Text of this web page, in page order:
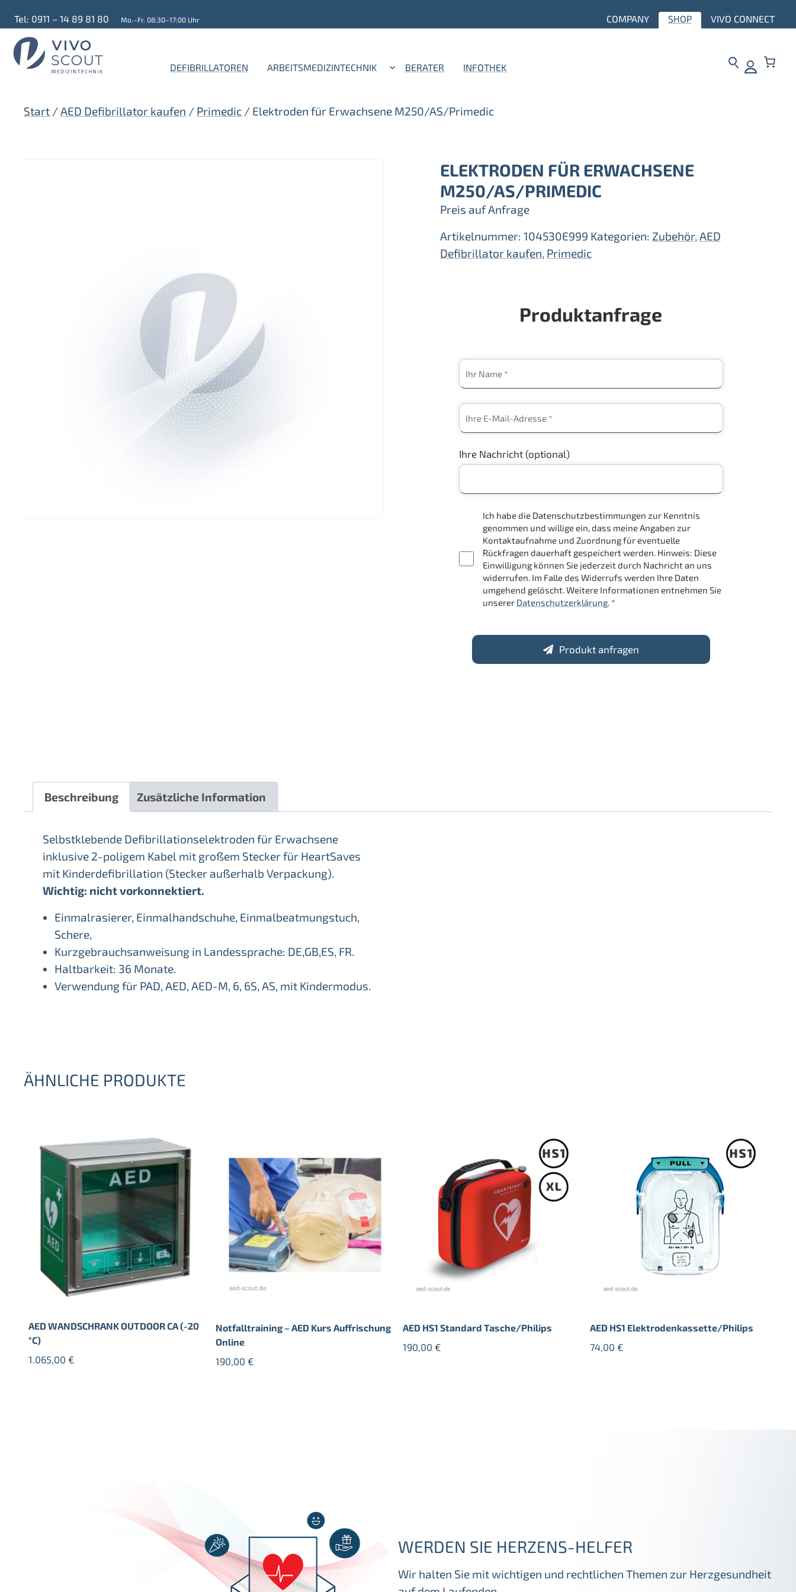
Inhalt
springen
Tel: 0911 – 14 89 81 80 Mo.–Fr. 08:30–17:00 Uhr COMPANY SHOP VIVO CONNECT
DEFIBRILLATOREN ARBEITSMEDIZINTECHNIK BERATER INFOTHEK
Start /AED Defibrillator kaufen / Primedic / Elektroden für Erwachsene M250/AS/Primedic
ELEKTRODEN FÜR ERWACHSENE
M250/AS/PRIMEDIC
Preis auf Anfrage
Artikelnummer: 104530E999 Kategorien: Zubehör, AED
Defibrillator kaufen, Primedic
Produktanfrage
Ihre Nachricht (optional)
Ich habe die Datenschutzbestimmungen zur Kenntnis
genommen und willige ein, dass meine Angaben zur
Kontaktaufnahme und Zuordnung für eventuelle
Rückfragen dauerhaft gespeichert werden. Hinweis: Diese
Einwilligung können Sie jederzeit durch Nachricht an uns
widerrufen. Im Falle des Widerrufs werden Ihre Daten
umgehend gelöscht. Weitere Informationen entnehmen Sie
unserer Datenschutzerklärung.*
Produkt anfragen
Beschreibung Zusätzliche Information
Selbstklebende Defibrillationselektroden für Erwachsene
inklusive 2-poligem Kabel mit großem Stecker für HeartSaves
mit Kinderdefibrillation (Stecker außerhalb Verpackung).
Wichtig: nicht vorkonnektiert.
Einmalrasierer, Einmalhandschuhe, Einmalbeatmungstuch,
Schere,
Kurzgebrauchsanweisung in Landessprache: DE,GB,ES, FR.
Haltbarkeit: 36 Monate.
Verwendung für PAD, AED, AED-M, 6, 6S, AS, mit Kindermodus.
ÄHNLICHE PRODUKTE
AED WANDSCHRANK OUTDOOR CA (-20
°C)
1.065,00 €
Notfalltraining – AED Kurs Auffrischung
Online
190,00 €
AED HS1 Standard Tasche/Philips
190,00 €
AED HS1 Elektrodenkassette/Philips
74,00 €
WERDEN SIE HERZENS-HELFER
Wir halten Sie mit wichtigen und rechtlichen Themen zur Herzgesundheit